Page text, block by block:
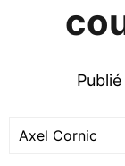
Axel Cornic